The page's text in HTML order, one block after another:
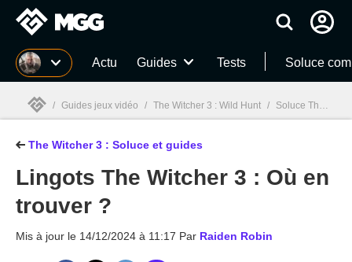
MGG Actu Guides Tests Soluce
MGG
/ Guides jeux vidéo / The Witcher 3 : Wild Hunt / Soluce The Witcher 3 : Quêtes, guides et astuces
The Witcher 3 : Soluce et guides
Lingots The Witcher 3 : Où en
trouver ?
Mis à jour le 14/12/2024 à 11:17 Par Raiden Robin